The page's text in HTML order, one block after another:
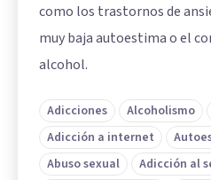
como los trastornos de
muy baja autoestima o el
alcohol.
Adicciones Alcoholismo
Adicción a internet
Abuso sexual
Adicción al